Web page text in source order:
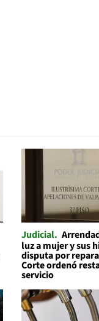
Judicial
luz a mujer y sus
disputa por
Corte ordenó
servicio